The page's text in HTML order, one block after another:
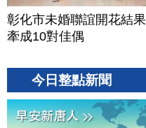
彰化市未婚聯誼開花結果
牽成10對佳偶
今日整點新聞